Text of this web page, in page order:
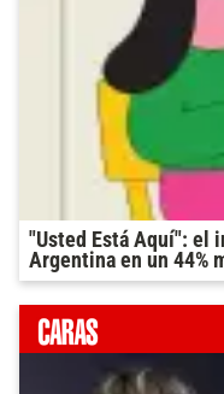
"Usted Está Aquí": el
Argentina en un 44%